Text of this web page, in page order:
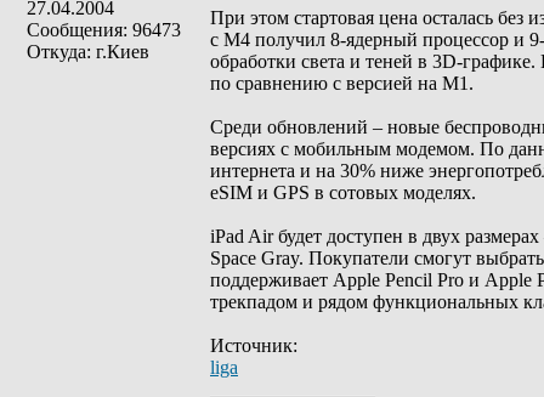
27.04.2004
Сообщения: 96473
Откуда: г.Киев
При этом стартовая цена осталась
с M4 получил 8-ядерный процессор и
обработки света и теней в 3D-
по сравнению с версией на M1.
Среди обновлений – новые
версиях с мобильным модемом. По
интернета и на 30% ниже
eSIM и GPS в сотовых моделях.
iPad Air будет доступен в двух
Space Gray. Покупатели смогут
поддерживает Apple Pencil Pro и Apple
трекпадом и рядом функциональных
Источник:
liga